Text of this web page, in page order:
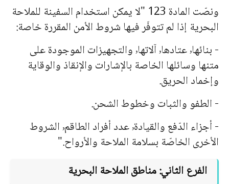
ونصّت المادة 123 "لا يمكن استخدام السفينة للملاحة
البحرية إذا لم تتوفّر فيها شروط الأمن المقررة خاصة:
- بنائها٬ عتادها٬ آلاتها٬ والتجهيزات الموجودة على
متنها وسائلها الخاصة بالإشارات والإنقاذ والوقاية
وإخماد الحريق.
- الطفو والثبات وخطوط الشحن.
- أجزاء الدّفع والقيادة٬ عدد أفراد الطاقم٬ الشروط
الأخرى الخاصّة بسلامة الملاحة والأرواح."
الفرع الثاني: مناطق الملاحة البحرية